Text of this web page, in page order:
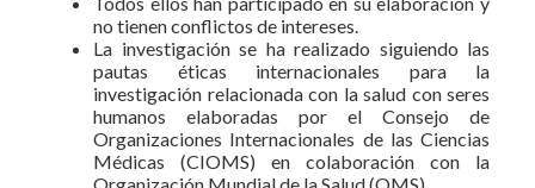
no tienen conflictos de intereses.
La investigación se ha realizado siguiendo las
pautas éticas internacionales para la
investigación relacionada con la salud con seres
humanos elaboradas por el Consejo de
Organizaciones Internacionales de las Ciencias
Médicas (CIOMS) en colaboración con la